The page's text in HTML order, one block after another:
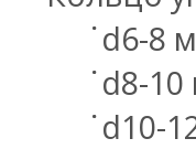
d6-8
d8-
d10-